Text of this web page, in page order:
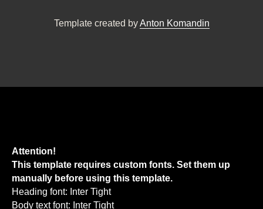
Template created byAnton Komandin
Attention!
This template requires custom fonts. Set them up
manually before using this template.
Heading font: Inter Tight
Body text font: Inter Tight